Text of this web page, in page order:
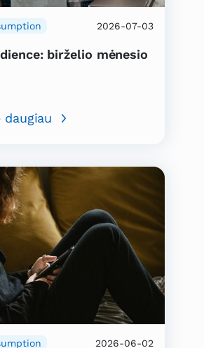
2026-07-03
birželio mėnesio
2026-06-02